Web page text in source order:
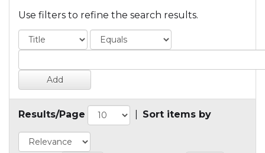
Use filters to refine the search results.
Results/Page Sort items by